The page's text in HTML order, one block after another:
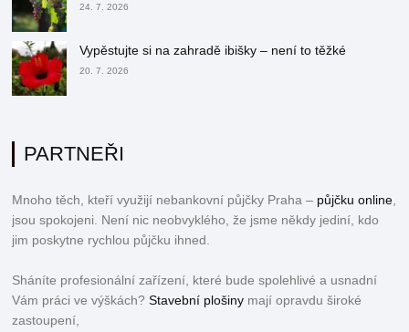
24. 7. 2026
Vypěstujte si na zahradě ibišky – není to těžké
20. 7. 2026
PARTNEŘI
Mnoho těch, kteří využijí nebankovní půjčky Praha – půjčku online
jsou spokojeni. Není nic neobvyklého, že jsme někdy jediní, kdo
jim poskytne rychlou půjčku ihned.
Sháníte profesionální zařízení, které bude spolehlivé a usnadní
Vám práci ve výškách?Stavební plošiny mají opravdu široké
zastoupení,